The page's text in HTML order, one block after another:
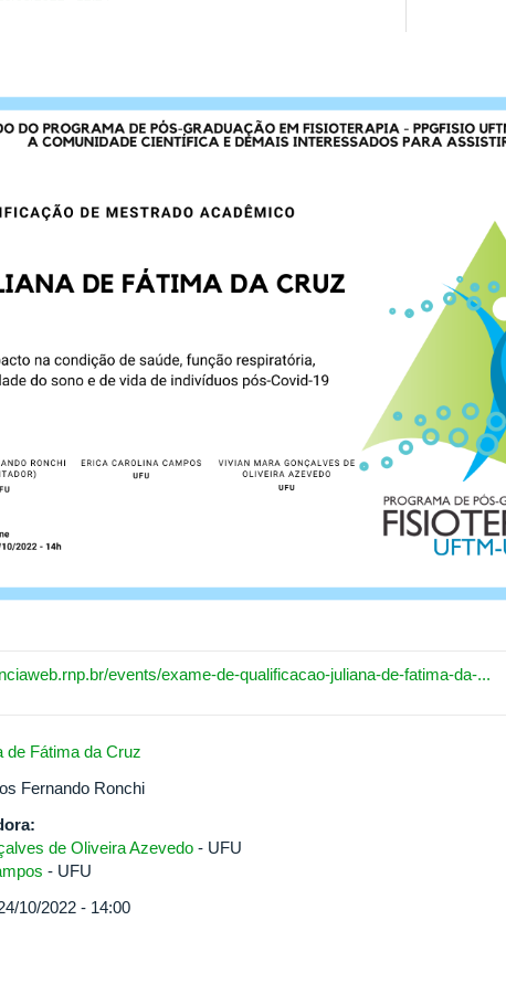
events/exame-de-qualificacao-juliana-de-fatima-da-...
de Fátima da Cruz
Fernando Ronchi
de Oliveira Azevedo - UFU
- UFU
10/2022 - 14:00